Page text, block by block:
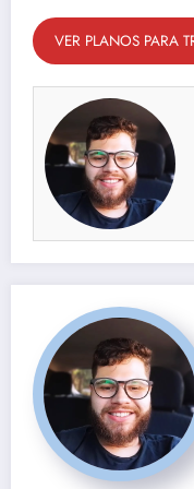
VER PLANOS PARA